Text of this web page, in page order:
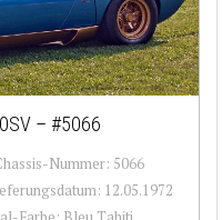
– #5066
Nummer: 5066
12.05.1972